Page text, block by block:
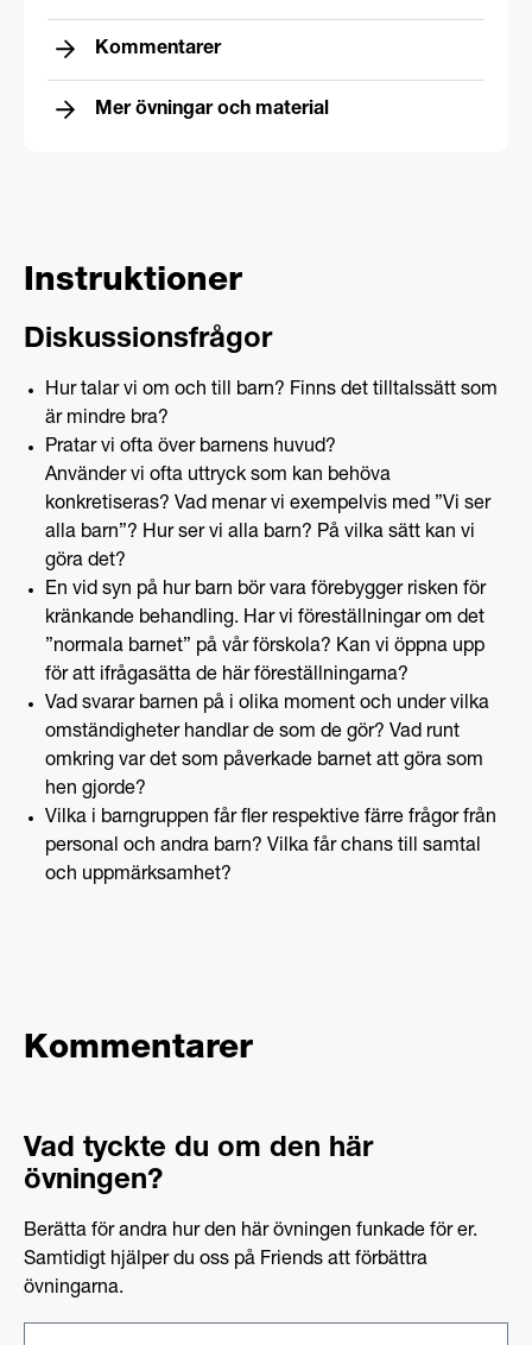
Kommentarer
Mer övningar och material
Instruktioner
Diskussionsfrågor
Hur talar vi om och till barn? Finns det tilltalssätt som
är mindre bra?
Pratar vi ofta över barnens huvud?
Använder vi ofta uttryck som kan behöva
konkretiseras? Vad menar vi exempelvis med ”Vi ser
alla barn”? Hur ser vi alla barn? På vilka sätt kan vi
göra det?
En vid syn på hur barn bör vara förebygger risken för
kränkande behandling. Har vi föreställningar om det
”normala barnet” på vår förskola? Kan vi öppna upp
för att ifrågasätta de här föreställningarna?
Vad svarar barnen på i olika moment och under vilka
omständigheter handlar de som de gör? Vad runt
omkring var det som påverkade barnet att göra som
hen gjorde?
Vilka i barngruppen får fler respektive färre frågor från
personal och andra barn? Vilka får chans till samtal
och uppmärksamhet?
Kommentarer
Vad tyckte du om den här
övningen?
Berätta för andra hur den här övningen funkade för er.
Samtidigt hjälper du oss på Friends att förbättra
övningarna.